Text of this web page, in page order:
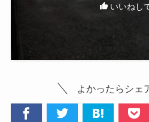
いいねし
よかったらシェ